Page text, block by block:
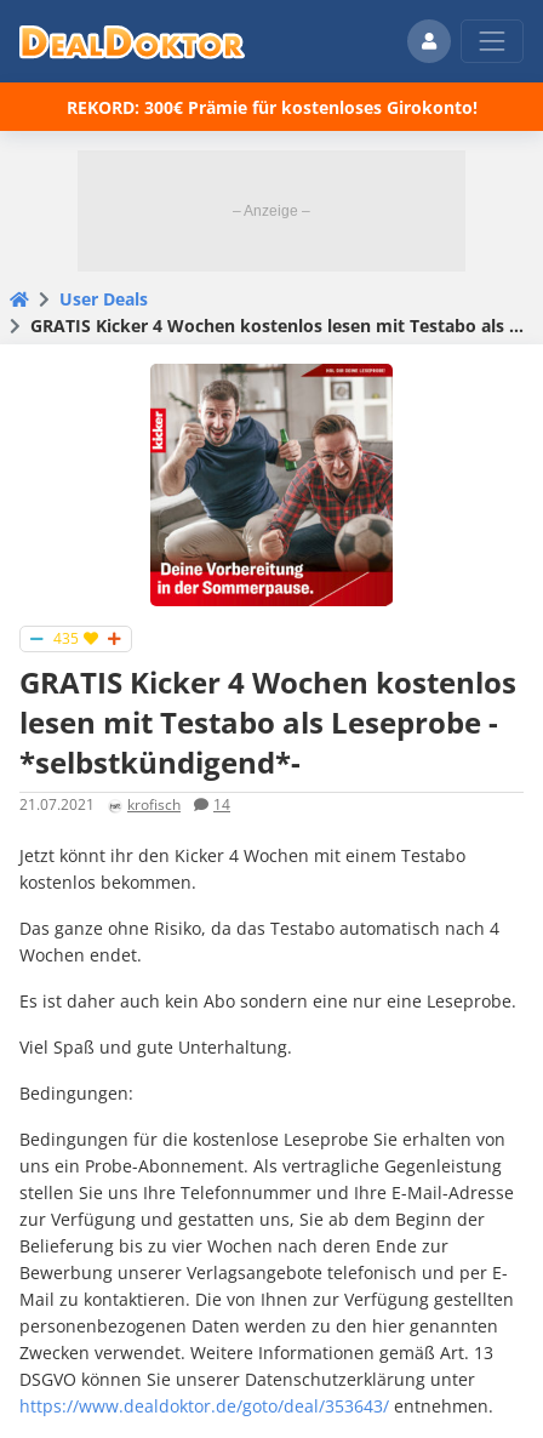
REKORD: 300€ Prämie für kostenloses Girokonto!
User Deals
GRATIS Kicker 4 Wochen kostenlos lesen mit Testabo als Leseprobe -*selbstkündigend*-
435
GRATIS Kicker 4 Wochen kostenlos
lesen mit Testabo als Leseprobe -
*selbstkündigend*-
21.07.2021 krofisch 14
Jetzt könnt ihr den Kicker 4 Wochen mit einem Testabo
kostenlos bekommen.
Das ganze ohne Risiko, da das Testabo automatisch nach 4
Wochen endet.
Es ist daher auch kein Abo sondern eine nur eine Leseprobe.
Viel Spaß und gute Unterhaltung.
Bedingungen:
Bedingungen für die kostenlose Leseprobe Sie erhalten von
uns ein Probe-Abonnement. Als vertragliche Gegenleistung
stellen Sie uns Ihre Telefonnummer und Ihre E-Mail-Adresse
zur Verfügung und gestatten uns, Sie ab dem Beginn der
Belieferung bis zu vier Wochen nach deren Ende zur
Bewerbung unserer Verlagsangebote telefonisch und per E-
Mail zu kontaktieren. Die von Ihnen zur Verfügung gestellten
personenbezogenen Daten werden zu den hier genannten
Zwecken verwendet. Weitere Informationen gemäß Art. 13
DSGVO können Sie unserer Datenschutzerklärung unter
https://www.dealdoktor.de/goto/deal/353643/ entnehmen.